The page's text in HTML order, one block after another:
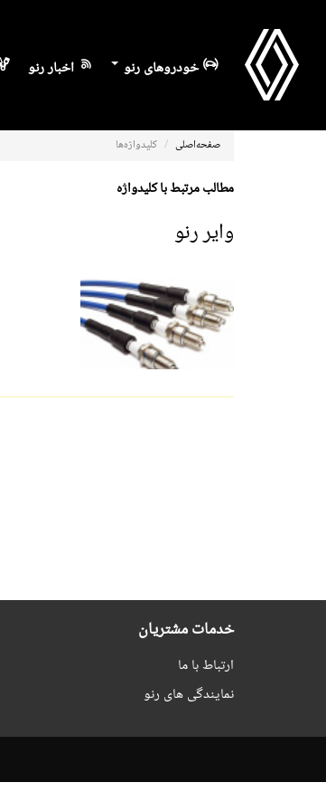
خودروهای رنو اخبار رنو
صفحه‌اصلی کلیدواژه‌ها
مطالب مرتبط با کلیدواژه
وایر رنو
خدمات مشتریان
ارتباط با ما
نمایندگی های رنو